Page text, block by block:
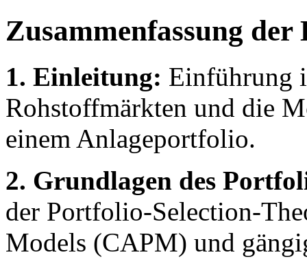
Zusammenfassung der
1. Einleitung: Einführung
Rohstoffmärkten und die
einem Anlageportfolio.
2. Grundlagen des
der Portfolio-Selection-
Models (CAPM) und